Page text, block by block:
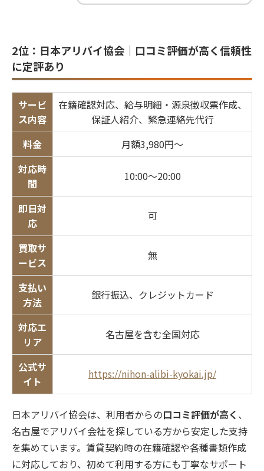
2位：日本アリバイ協会｜口コミ評価が高く信頼性
に定評あり
サービ
ス内容
在籍確認対応、給与明細・源泉徴収票作成、
保証人紹介、緊急連絡先代行
料金
月額3,980円〜
対応時
間
10:00〜20:00
即日対
応
可
買取サ
ービス
無
支払い
方法
銀行振込、クレジットカード
対応エ
リア
名古屋を含む全国対応
公式サ
イト
https://nihon-alibi-kyokai.jp/
日本アリバイ協会は、利用者からの口コミ評価が高く 、
名古屋でアリバイ会社を探している方から安定した支持
を集めています。賃貸契約時の在籍確認や各種書類作成
に対応しており、初めて利用する方にも丁寧なサポート